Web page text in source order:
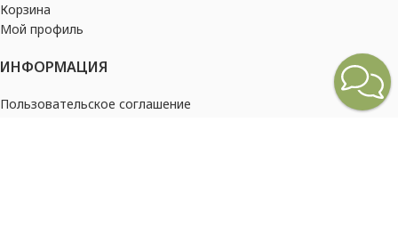
Корзина
Мой профиль
ИНФОРМАЦИЯ
Пользовательское соглашение